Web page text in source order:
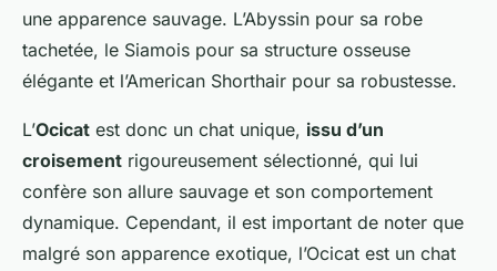
une apparence sauvage. L’Abyssin pour sa robe
tachetée, le Siamois pour sa structure osseuse
élégante et l’American Shorthair pour sa robustesse.
L’Ocicat est donc un chat unique, issu d’un
croisement rigoureusement sélectionné, qui lui
confère son allure sauvage et son comportement
dynamique. Cependant, il est important de noter que
malgré son apparence exotique, l’Ocicat est un chat